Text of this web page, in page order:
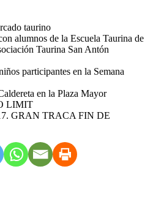
taurino
alumnos de la Escuela Taurina de
Taurina San Antón
participantes en la Semana
en la Plaza Mayor
LIMIT
GRAN TRACA FIN DE